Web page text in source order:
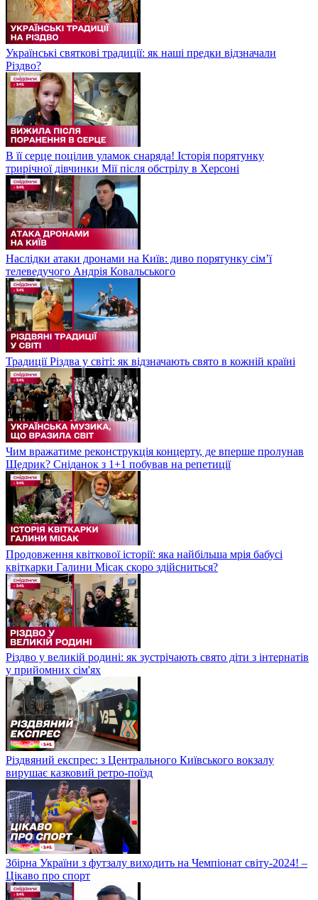
Українські святкові традиції: як наші предки відзначали
Різдво?
В її серце поцілив уламок снаряда! Історія порятунку
трирічної дівчинки Мії після обстрілу в Херсоні
Наслідки атаки дронами на Київ: диво порятунку сім’ї
телеведучого Андрія Ковальського
Традиції Різдва у світі: як відзначають свято в кожній країні
Чим вражатиме реконструкція концерту, де вперше пролунав
Щедрик? Сніданок з 1+1 побував на репетиції
Продовження квіткової історії: яка найбільша мрія бабусі
квіткарки Галини Місак скоро здійсниться?
Різдво у великій родині: як зустрічають свято діти з інтернатів
у прийомних сім'ях
Різдвяний експрес: з Центрального Київського вокзалу
вирушає казковий ретро-поїзд
Збірна України з футзалу виходить на Чемпіонат світу-2024! –
Цікаво про спорт